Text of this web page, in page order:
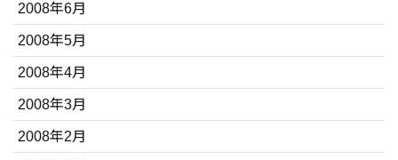
2008年6月
2008年5月
2008年4月
2008年3月
2008年2月